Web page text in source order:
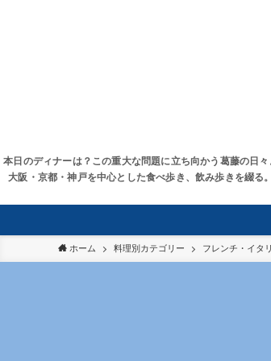
本日のディナーは？この重大な問題に立ち向かう葛藤の日々
大阪・京都・神戸を中心とした食べ歩き、飲み歩きを綴る。
ホーム 料理別カテゴリー フレンチ・イタ